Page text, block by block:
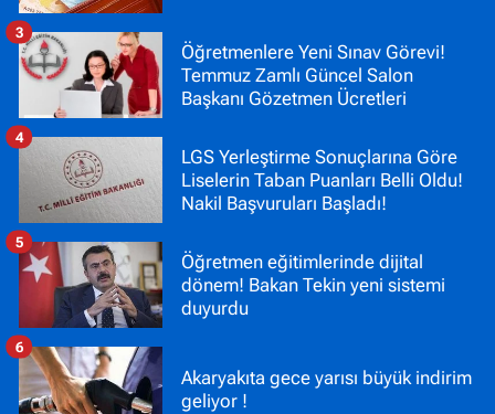
Öğretmenlere Yeni Sınav Görevi!
Temmuz Zamlı Güncel Salon
Başkanı Gözetmen Ücretleri
3
LGS Yerleştirme Sonuçlarına Göre
Liselerin Taban Puanları Belli Oldu!
Nakil Başvuruları Başladı!
4
Öğretmen eğitimlerinde dijital
dönem! Bakan Tekin yeni sistemi
duyurdu
5
Akaryakıta gece yarısı büyük indirim
geliyor !
6